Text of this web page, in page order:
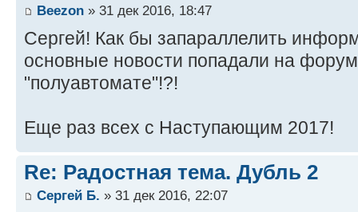
Beezon » 31 дек 2016, 18:47
Сергей! Как бы запараллелить
основные новости попадали на
"полуавтомате"!?!
Еще раз всех с Наступающим 2017!
Re: Радостная тема. Дубль 2
Сергей Б. » 31 дек 2016, 22:07